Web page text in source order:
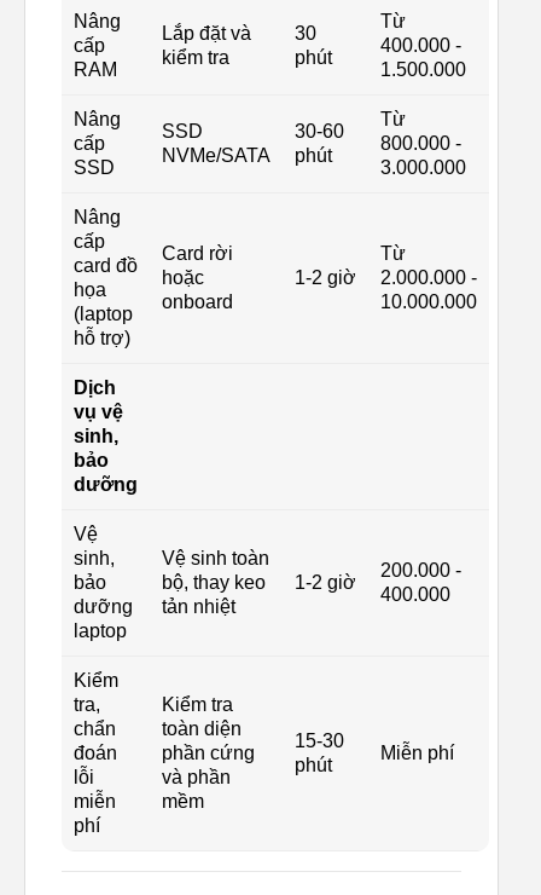
Nâng
cấp
RAM
Lắp đặt và
kiểm tra
30
phút
Từ
400.000 -
1.500.000
Nâng
cấp
SSD
SSD
NVMe/SATA
30-60
phút
Từ
800.000 -
3.000.000
Nâng
cấp
card đồ
họa
(laptop
hỗ trợ)
Card rời
hoặc
onboard
1-2 giờ
Từ
2.000.000 -
10.000.000
Dịch
vụ vệ
sinh,
bảo
dưỡng
Vệ
sinh,
bảo
dưỡng
laptop
Vệ sinh toàn
bộ, thay keo
tản nhiệt
1-2 giờ
200.000 -
400.000
Kiểm
tra,
chẩn
đoán
lỗi
miễn
phí
Kiểm tra
toàn diện
phần cứng
và phần
mềm
15-30
phút
Miễn phí